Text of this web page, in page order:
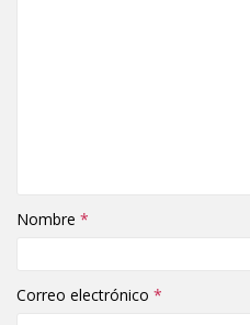
Nombre *
Correo electrónico *